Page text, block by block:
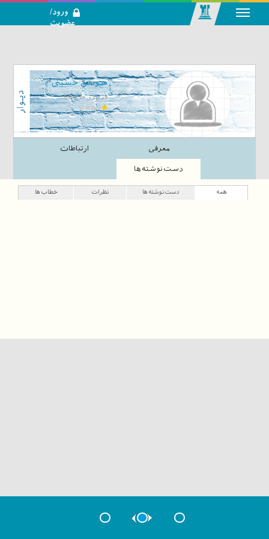
تحلیلی بازار
سرمایه
ورود/
عضویت
سوسن حسینی
فریبرز حاج بابا
معرفی ارتباطات
دست‌نوشته‌ها
همه دست‌نوشته‌ها نظرات خطاب‌ها